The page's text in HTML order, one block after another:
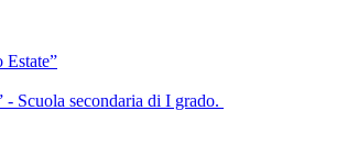
Estate”
Scuola secondaria di I grado.